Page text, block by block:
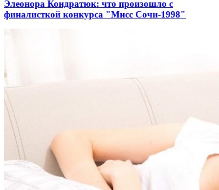
Элеонора Кондратюк: что произошло с
финалисткой конкурса "Мисс Сочи-1998"